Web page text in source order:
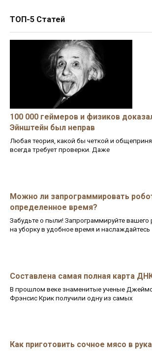
ТОП-5 Статей
100 000 геймеров и физиков
Эйнштейн был неправ
Любая теория, какой бы четкой и
всегда требует проверки. Даже
Можно ли запрограммировать
определенное время?
Забудьте о пыли! Запрограммируйте вашего
на уборку в удобное время и наслаждайтесь
Составлена самая полная карта
В прошлом веке знаменитые ученые
Фрэнсис Крик получили одну из самых
Как приготовить сочное мясо в